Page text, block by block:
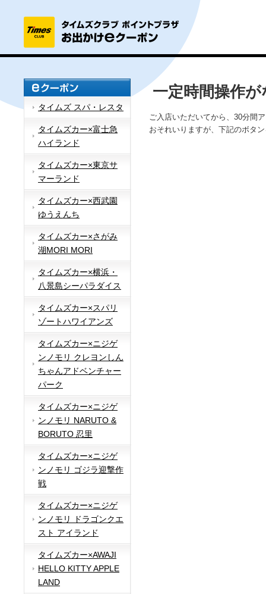
タイムズ スパ・レスタ
タイムズカー×富士急
ハイランド
タイムズカー×東京サ
マーランド
タイムズカー×西武園
ゆうえんち
タイムズカー×さがみ
湖MORI MORI
タイムズカー×横浜・
八景島シーパラダイス
タイムズカー×スパリ
ゾートハワイアンズ
タイムズカー×ニジゲ
ンノモリ クレヨンしん
ちゃんアドベンチャー
パーク
タイムズカー×ニジゲ
ンノモリ NARUTO &
BORUTO 忍里
タイムズカー×ニジゲ
ンノモリ ゴジラ迎撃作
戦
タイムズカー×ニジゲ
ンノモリ ドラゴンクエ
スト アイランド
タイムズカー×AWAJI
HELLO KITTY APPLE
LAND
一定時間操作
ご入店いただいてから、30分間
おそれいりますが、下記のボタ